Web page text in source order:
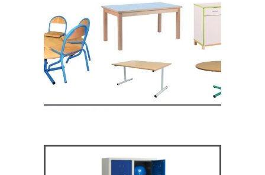
Mobilier de restauration,
espace cantine
MOBILIER SCOLAIRE